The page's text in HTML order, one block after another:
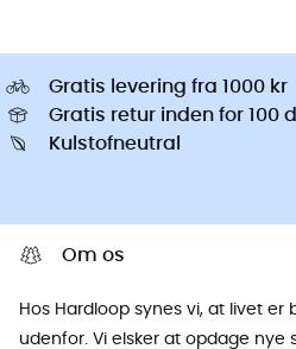
Gratis levering fra 1000 kr
Gratis retur inden for 100
Kulstofneutral
Om os
Hos Hardloop synes vi, at livet er
udenfor. Vi elsker at opdage nye